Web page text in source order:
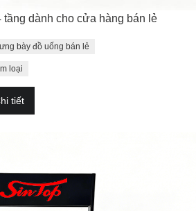
tầng dành cho cửa hàng bán lẻ
bày đồ uống bán lẻ
loại
tiết